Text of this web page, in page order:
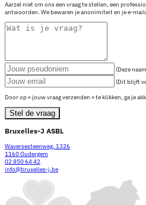
Aarzel niet om ons een vraag te stellen, een
antwoorden. We bewaren je anonimiteit en je e-
(Deze
(Dit blijft
Door op « jouw vraag verzenden » te klikken, ga je
Stel de vraag
Bruxelles-J ASBL
Waversesteenweg, 1326
1160 Oudergem
02 850 64 42
info@bruxelles-j.be